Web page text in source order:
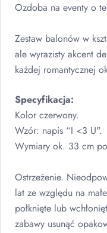
Ozdoba na eventy o
Zestaw balonów w
ale wyrazisty akcent
każdej romantycznej
Specyfikacja:
Kolor czerwony.
Wzór: napis “I <3 U".
Wymiary ok. 33 cm
Ostrzeżenie.
lat ze względu na
połknięte lub
zabawy usunąć